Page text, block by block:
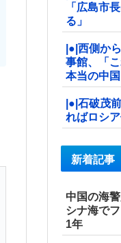
「広島市
る」
|●|西側か
事館、「
本当の中
|●|石破茂
ればロシ
新着記事
中国の海
シナ海で
1年